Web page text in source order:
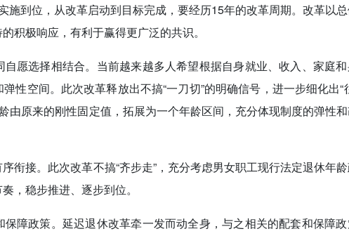
施到位，从改革启动到目标完成，要经历15年的改革周期。改革以
积极响应，有利于赢得更广泛的共识。
愿选择相结合。 当前越来越多人希望根据自身就业、收入、家庭
性空间。此次改革释放出不搞“一刀切”的明确信号，进一步细化出“
由原来的刚性固定值，拓展为一个年龄区间，充分体现制度的弹性
衔接。 此次改革不搞“齐步走”，充分考虑男女职工现行法定退休年
，稳步推进、逐步到位。
障政策。 延迟退休改革牵一发而动全身，与之相关的配套和保障